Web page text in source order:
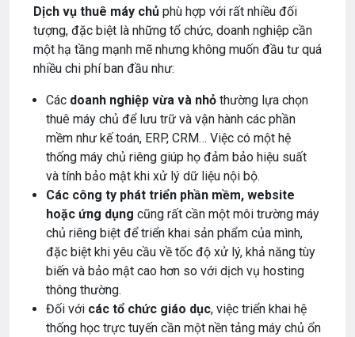
Dịch vụ thuê máy chủ phù hợp với rất nhiều đối
tượng, đặc biệt là những tổ chức, doanh nghiệp cần
một hạ tầng mạnh mẽ nhưng không muốn đầu tư quá
nhiều chi phí ban đầu như:
Các doanh nghiệp vừa và nhỏ thường lựa chọn
thuê máy chủ để lưu trữ và vận hành các phần
mềm như kế toán, ERP, CRM… Việc có một hệ
thống máy chủ riêng giúp họ đảm bảo hiệu suất
và tính bảo mật khi xử lý dữ liệu nội bộ.
Các công ty phát triển phần mềm, website
hoặc ứng dụng cũng rất cần một môi trường máy
chủ riêng biệt để triển khai sản phẩm của mình,
đặc biệt khi yêu cầu về tốc độ xử lý, khả năng tùy
biến và bảo mật cao hơn so với dịch vụ hosting
thông thường.
Đối với các tổ chức giáo dục, việc triển khai hệ
thống học trực tuyến cần một nền tảng máy chủ ổn